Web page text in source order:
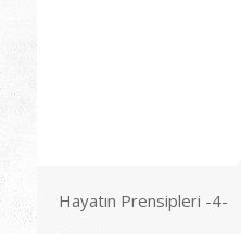
Hayatın Prensipleri -4-